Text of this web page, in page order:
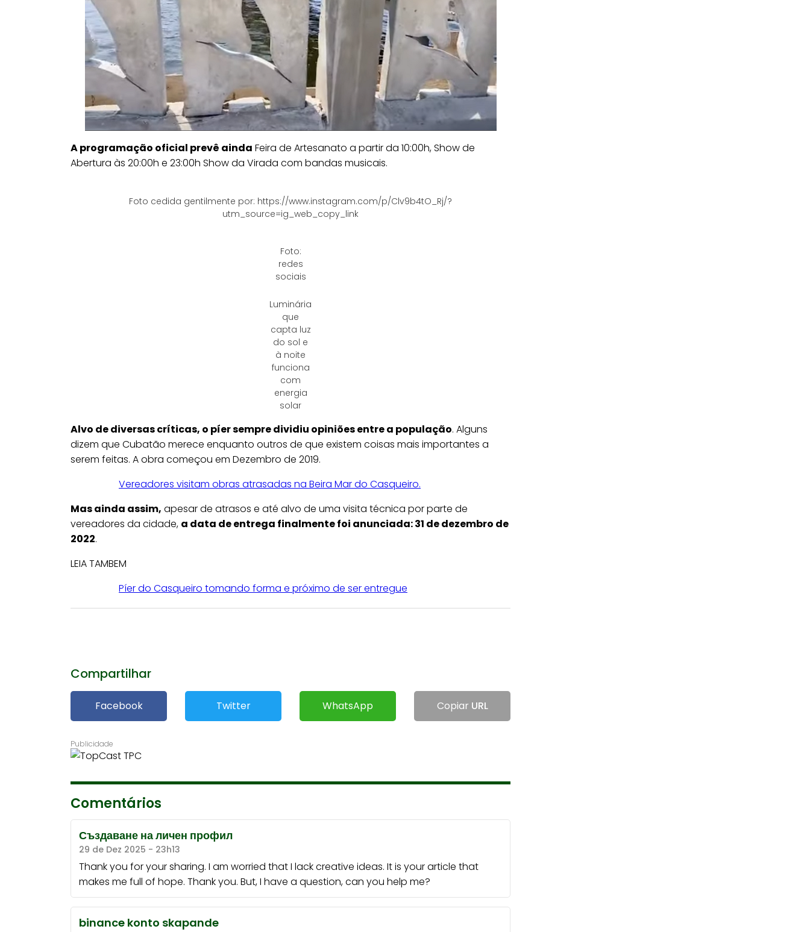
A programação oficial prevê ainda Feira de Artesanato a partir da 10:00h, Show de
Abertura às 20:00h e 23:00h Show da Virada com bandas musicais.
Foto cedida gentilmente por: https://www.instagram.com/p/Clv9b4tO_Rj/?
utm_source=ig_web_copy_link
Foto:
redes
sociais
Luminária
que
capta luz
do sol e
à noite
funciona
com
energia
solar
Alvo de diversas críticas, o píer sempre dividiu opiniões entre a população. Alguns
dizem que Cubatão merece enquanto outros de que existem coisas mais importantes a
serem feitas. A obra começou em Dezembro de 2019.
Vereadores visitam obras atrasadas na Beira Mar do Casqueiro.
Mas ainda assim, apesar de atrasos e até alvo de uma visita técnica por parte de
vereadores da cidade, a data de entrega finalmente foi anunciada: 31 de dezembro de
2022.
LEIA TAMBEM
Píer do Casqueiro tomando forma e próximo de ser entregue
Compartilhar
Facebook Twitter WhatsApp Copiar URL
Comentários
Създаване на личен профил
29 de Dez 2025 - 23h13
Thank you for your sharing. I am worried that I lack creative ideas. It is your article that
makes me full of hope. Thank you. But, I have a question, can you help me?
binance konto skapande